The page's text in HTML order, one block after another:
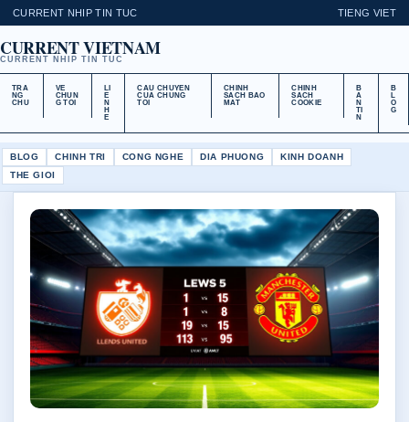
CURRENT NHIP TIN TUC TIENG VIET
CURRENT VIETNAM
CURRENT NHIP TIN TUC
TRA
NG
CHU
VE
CHUN
G TOI
LI
E
N
H
E
CAU CHUYEN
CUA CHUNG
TOI
CHINH
SACH BAO
MAT
CHINH
SACH
COOKIE
B
A
N
TI
N
B
L
O
G
BLOG CHINH TRI CONG NGHE DIA PHUONG
KINH DOANH
THE GIOI